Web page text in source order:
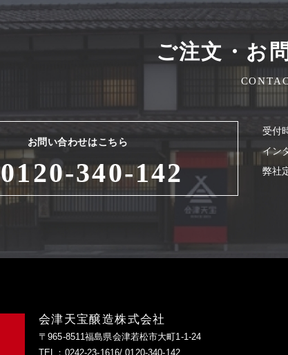
ご注文・お
お問い合わせはこちら
0120-340-142
受付
イン
弊社
会津天宝醸造株式会社
〒965-8511福島県会津若松市大町1-1-24
TEL：0242-23-1616/ 0120-340-142